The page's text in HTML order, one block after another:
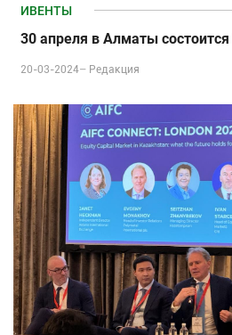
ИВЕНТЫ
30 апреля в Алматы
20-03-2024– Редакция